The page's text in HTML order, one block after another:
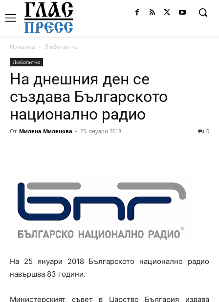
Начална Любопитно
Любопитно
На днешния ден се
създава Българското
национално радио
От Милена Миленова - 25. януари 2018 0
На 25 януари 2018 Българското национално радио
навършва 83 години.
Министерският съвет в Царство България издава